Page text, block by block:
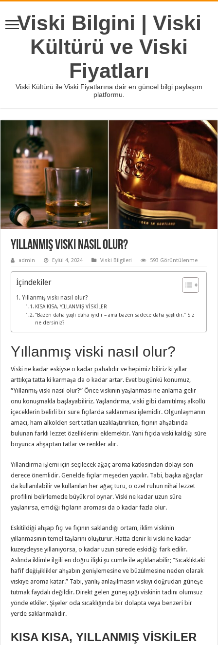
Viski Bilgini | Viski
Kültürü ve Viski
Fiyatları
Viski Kültürü ile Viski Fiyatlarına dair en güncel bilgi paylaşım
platformu.
Yıllanmış viski nasıl olur?
admin Eylül 4, 2024 Viski Bilgileri 593 Görüntülenme
İçindekiler
Yıllanmış viski nasıl olur?
KISA KISA, YILLANMIŞ VİSKİLER
“Bazen daha yaşlı daha iyidir – ama bazen sadece daha yaşlıdır.” Siz
ne dersiniz?
Yıllanmış viski nasıl olur?
Viski ne kadar eskiyse o kadar pahalıdır ve hepimiz biliriz ki yıllar
arttıkça tatta ki karmaşa da o kadar artar. Evet bugünkü konumuz,
“Yıllanmış viski nasıl olur?” Önce viskinin yaşlanması ne anlama gelir
onu konuşmakla başlayabiliriz. Yaşlandırma, viski gibi damıtılmış alkollü
içeceklerin belirli bir süre fıçılarda saklanması işlemidir. Olgunlaşmanın
amacı, ham alkolden sert tatları uzaklaştırırken, fıçının ahşabında
bulunan farklı lezzet özelliklerini eklemektir. Yani fıçıda viski kaldığı süre
boyunca ahşaptan tatlar ve renkler alır.
Yıllandırma işlemi için seçilecek ağaç aroma katkısından dolayı son
derece önemlidir. Genelde fıçılar meşeden yapılır. Tabi, başka ağaçlar
da kullanılabilir ve kullanılan her ağaç türü, o özel ruhun nihai lezzet
profilini belirlemede büyük rol oynar. Viski ne kadar uzun süre
yaşlanırsa, emdiği fıçıların aroması da o kadar fazla olur.
Eskitildiği ahşap fıçı ve fıçının saklandığı ortam, iklim viskinin
yıllanmasının temel taşlarını oluşturur. Hatta denir ki viski ne kadar
kuzeydeyse yıllanıyorsa, o kadar uzun sürede eskidiği fark edilir.
Aslında iklimle ilgili en doğru ilişki şu cümle ile açıklanabilir; “Sıcaklıktaki
hafif değişiklikler ahşabın genişlemesine ve büzülmesine neden olarak
viskiye aroma katar.” Tabi, yanlış anlaşılmasın viskiyi doğrudan güneşe
tutmak faydalı değildir. Direkt gelen güneş ışığı viskinin tadını olumsuz
yönde etkiler. Şişeler oda sıcaklığında bir dolapta veya benzeri bir
yerde saklanmalıdır.
KISA KISA, YILLANMIŞ VİSKİLER